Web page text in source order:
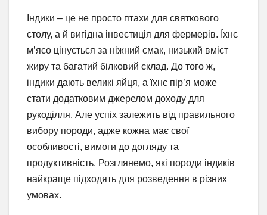
Індики – це не просто птахи для святкового
столу, а й вигідна інвестиція для фермерів. Їхнє
м’ясо цінується за ніжний смак, низький вміст
жиру та багатий білковий склад. До того ж,
індики дають великі яйця, а їхнє пір’я може
стати додатковим джерелом доходу для
рукоділля. Але успіх залежить від правильного
вибору породи, адже кожна має свої
особливості, вимоги до догляду та
продуктивність. Розглянемо, які породи індиків
найкраще підходять для розведення в різних
умовах.